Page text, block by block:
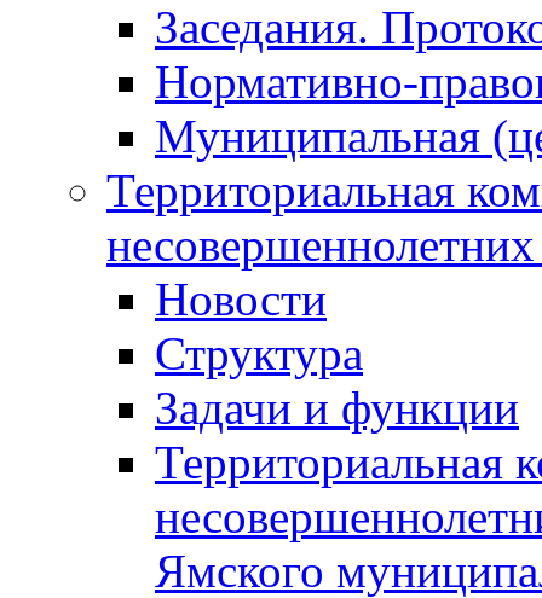
Заседания.
Нормативно-
Муниципальная
Территориальная
Новости
Структура
Задачи и функции
Территориальная
Ямского